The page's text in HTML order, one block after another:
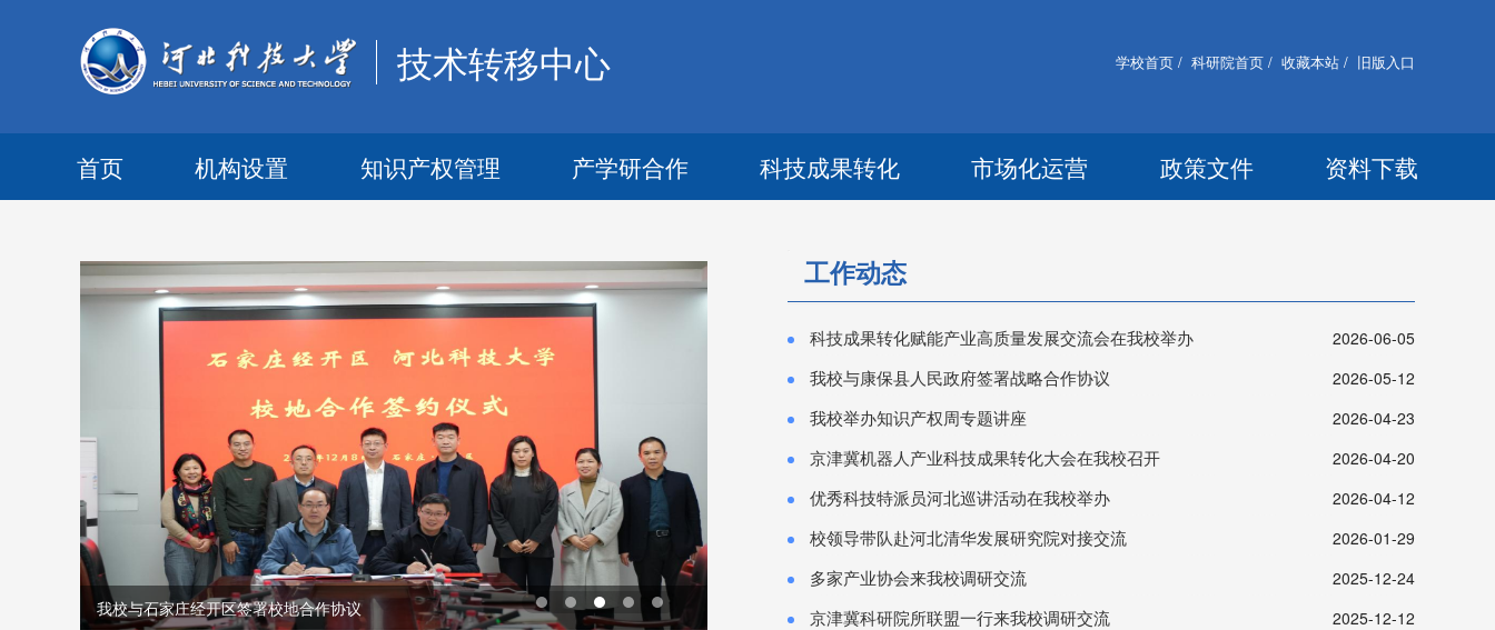
技术转移中心 学校首页 / 科研院首页 / 收藏本站 / 旧版入口
首页 机构设置 知识产权管理 产学研合作 科技成果转化 市场化运营 政策文件 资料下载
我校与石家庄经开区签署校地合作协议 我校与唐山市丰润区人民政府签署合作协议
工作动态
科技成果转化赋能产业高质量发展交流会在我校举办 2026-06-05
我校与康保县人民政府签署战略合作协议 2026-05-12
我校举办知识产权周专题讲座 2026-04-23
京津冀机器人产业科技成果转化大会在我校召开 2026-04-20
优秀科技特派员河北巡讲活动在我校举办 2026-04-12
校领导带队赴河北清华发展研究院对接交流 2026-01-29
多家产业协会来我校调研交流 2025-12-24
京津冀科研院所联盟一行来我校调研交流 2025-12-12